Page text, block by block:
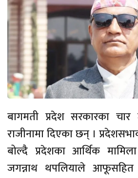
बागमती प्रदेश सरकारका
राजीनामा दिएका छन् ।
बोल्दै प्रदेशका आर्थिक
जगन्नाथ थपलियाले